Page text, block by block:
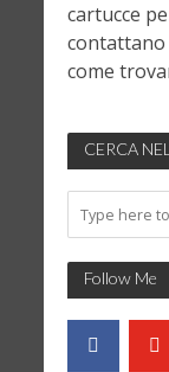
cartucce
contattano
come
CERCA
Follow Me